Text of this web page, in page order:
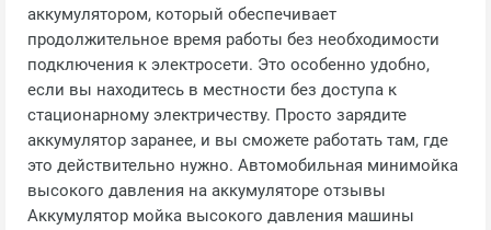
аккумулятором, который обеспечивает
продолжительное время работы без необходимости
подключения к электросети. Это особенно удобно,
если вы находитесь в местности без доступа к
стационарному электричеству. Просто зарядите
аккумулятор заранее, и вы сможете работать там, где
это действительно нужно. Автомобильная минимойка
высокого давления на аккумуляторе отзывы
Аккумулятор мойка высокого давления машины